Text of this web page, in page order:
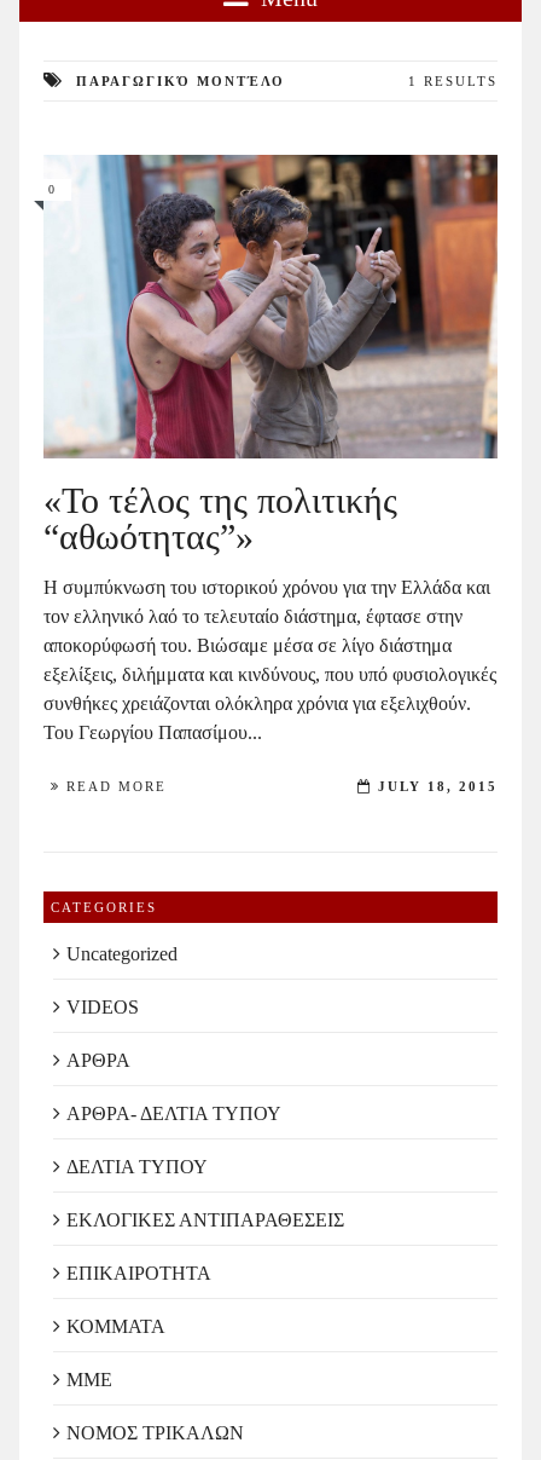
ΠΑΡΑΓΩΓΙΚΌ ΜΟΝΤΈΛΟ 1 RESULTS
0
«Το τέλος της πολιτικής
“αθωότητας”»
Η συμπύκνωση του ιστορικού χρόνου για την Ελλάδα και
τον ελληνικό λαό το τελευταίο διάστημα, έφτασε στην
αποκορύφωσή του. Βιώσαμε μέσα σε λίγο διάστημα
εξελίξεις, διλήμματα και κινδύνους, που υπό φυσιολογικές
συνθήκες χρειάζονται ολόκληρα χρόνια για εξελιχθούν.
Του Γεωργίου Παπασίμου...
READ MORE JULY 18, 2015
CATEGORIES
Uncategorized
VIDEOS
ΑΡΘΡΑ
ΑΡΘΡΑ- ΔΕΛΤΙΑ ΤΥΠΟΥ
ΔΕΛΤΙΑ ΤΥΠΟΥ
ΕΚΛΟΓΙΚΕΣ ΑΝΤΙΠΑΡΑΘΕΣΕΙΣ
ΕΠΙΚΑΙΡΟΤΗΤΑ
ΚΟΜΜΑΤΑ
ΜΜΕ
ΝΟΜΟΣ ΤΡΙΚΑΛΩΝ